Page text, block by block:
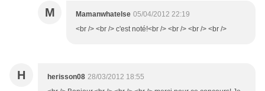
M Mamanwhatelse 05/04/2012 22:19
<br /> <br /> c'est noté!<br /> <br /> <br /> <br />
H herisson08 28/03/2012 18:55